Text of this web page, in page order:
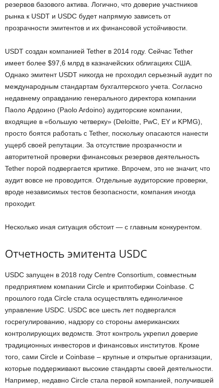
резервов базового актива. Логично, что доверие участников
рынка к USDT и USDC будет напрямую зависеть от
прозрачности эмитентов и их финансовой устойчивости.
USDT создан компанией Tether в 2014 году. Сейчас Tether
имеет более $97,6 млрд в казначейских облигациях США.
Однако эмитент USDT никогда не проходил серьезный аудит по
международным стандартам бухгалтерского учета. Согласно
недавнему оправданию генерального директора компании
Паоло Ардоино (Paolo Ardoino) аудиторские компании,
входящие в «большую четверку» (Deloitte, PwC, EY и KPMG),
просто боятся работать с Tether, поскольку опасаются нанести
ущерб своей репутации. За отсутствие прозрачности и
авторитетной проверки финансовых резервов деятельность
Tether порой подвергается критике. Впрочем, это не значит, что
аудит вовсе не проводится. Отдельные аудиторские проверки,
вроде независимых тестов безопасности, компания иногда
проходит.
Несколько иная ситуация обстоит — с главным конкурентом.
Отчетность эмитента USDC
USDC запущен в 2018 году Centre Consortium, совместным
предприятием компании Circle и криптобиржи Coinbase. С
прошлого года Circle стала осуществлять единоличное
управление USDC. USDC все шесть лет подвергался
госрегулированию, надзору со стороны американских
контролирующих ведомств. Этот контроль укрепил доверие
традиционных инвесторов и финансовых институтов. Кроме
того, сами Circle и Coinbase – крупные и открытые организации,
которые поддерживают высокие стандарты своей деятельности.
Например, недавно Circle стала первой компанией, получившей